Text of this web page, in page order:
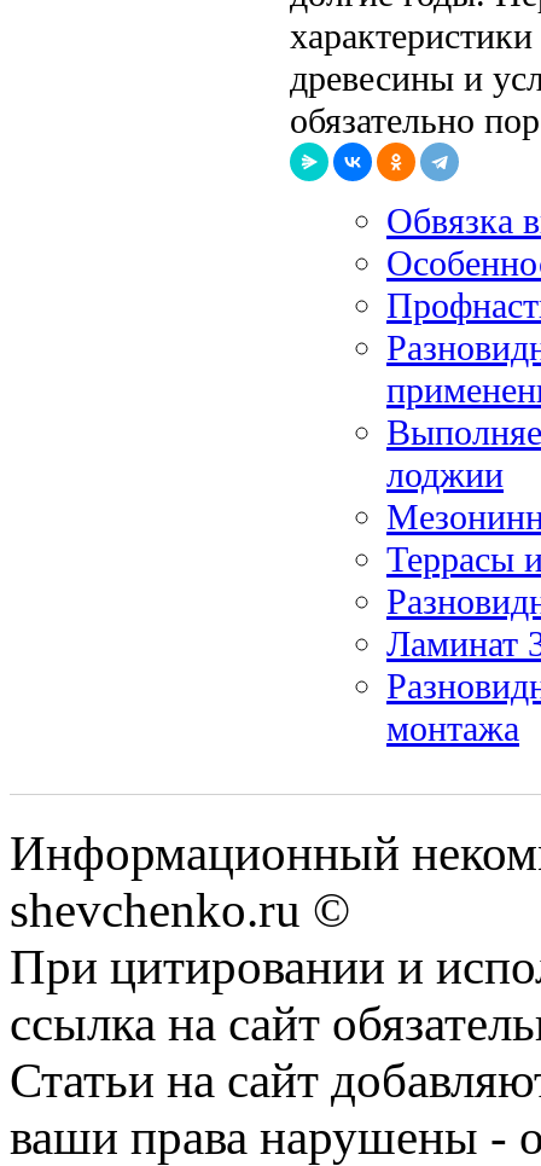
древесины и
обязательно
Обвязка
лоджии
Террасы
Ламинат
монтажа
Информационный
shevchenko.ru ©
При цитировании и
ссылка на сайт
Статьи на сайт
ваши права нарушены -